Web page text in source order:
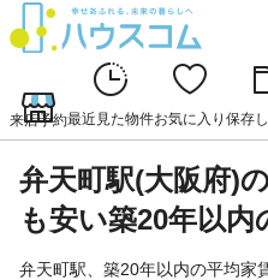
来店予約最近見た物件お気に入り 保存
弁天町駅(大阪府)
も安い築20年以内
弁天町駅、築20年以内の平均家